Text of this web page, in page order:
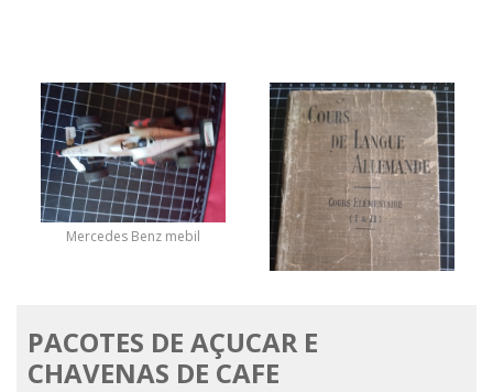
Mercedes Benz mebil
Cours de sangue
PACOTES DE AÇUCAR E
CHAVENAS DE CAFE